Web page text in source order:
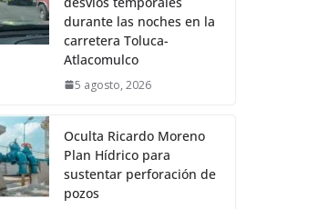
durante las noches en la
carretera Toluca-
Atlacomulco
5 agosto, 2026
Oculta Ricardo Moreno
Plan Hídrico para
sustentar perforación de
pozos